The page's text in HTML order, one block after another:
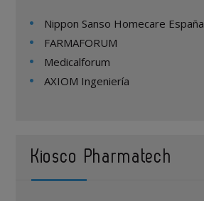
Nippon Sanso Homecare España
FARMAFORUM
Medicalforum
AXIOM Ingeniería
Kiosco Pharmatech